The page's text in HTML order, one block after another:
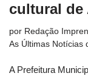
cultural de
por Redação
As Últimas Notícias
A Prefeitura